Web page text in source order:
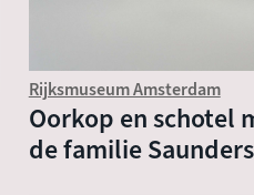
Rijksmuseum Amsterdam
Oorkop en schotel
de familie Saunders